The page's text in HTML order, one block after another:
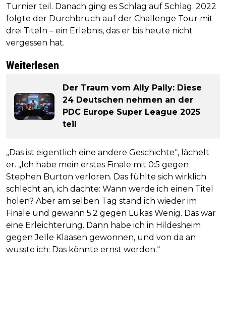
Turnier teil. Danach ging es Schlag auf Schlag. 2022
folgte der Durchbruch auf der Challenge Tour mit
drei Titeln – ein Erlebnis, das er bis heute nicht
vergessen hat.
Weiterlesen
Der Traum vom Ally Pally: Diese
24 Deutschen nehmen an der
PDC Europe Super League 2025
teil
„Das ist eigentlich eine andere Geschichte“, lächelt
er. „Ich habe mein erstes Finale mit 0:5 gegen
Stephen Burton verloren. Das fühlte sich wirklich
schlecht an, ich dachte: Wann werde ich einen Titel
holen? Aber am selben Tag stand ich wieder im
Finale und gewann 5:2 gegen Lukas Wenig. Das war
eine Erleichterung. Dann habe ich in Hildesheim
gegen Jelle Klaasen gewonnen, und von da an
wusste ich: Das könnte ernst werden.“